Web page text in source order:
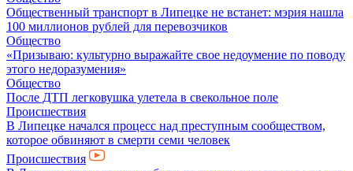
Общественный транспорт в Липецке не встанет: мэрия нашла
100 миллионов рублей для перевозчиков
Общество
«Призываю: культурно выражайте свое недоумение по поводу
этого недоразумения»
Общество
После ДТП легковушка улетела в свекольное поле
Происшествия
В Липецке начался процесс над преступным сообществом,
которое обвиняют в смерти семи человек
Происшествия